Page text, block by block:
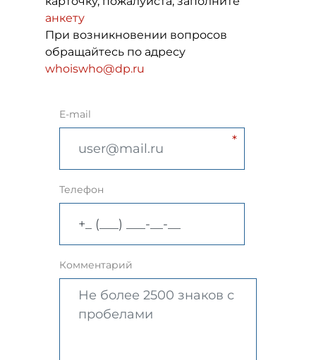
анкету
При возникновении вопросов
обращайтесь по адресу
whoiswho@dp.ru
E-mail
Телефон
Комментарий